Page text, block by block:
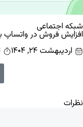
شبکه اجتماعی
افزایش فروش در واتساپ با 8 استراتژی
اردیبهشت ۲۴, ۱۴۰۴
نظرات